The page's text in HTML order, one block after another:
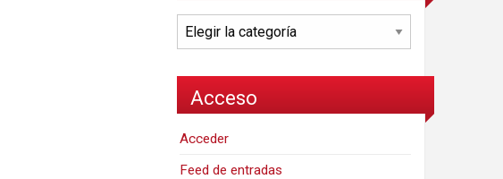
Categorías
Acceso
Acceder
Feed de entradas